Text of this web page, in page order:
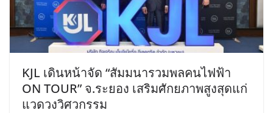
KJL เดินหน้าจัด “สัมมนารวมพลคนไฟฟ้า
ON TOUR” จ.ระยอง เสริมศักยภาพสูงสุดแก่
แวดวงวิศวกรรม